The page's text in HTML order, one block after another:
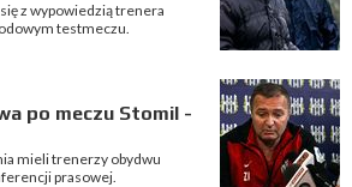
z wypowiedzią trenera
testmeczu.
po meczu Stomil -
mieli trenerzy obydwu
prasowej.